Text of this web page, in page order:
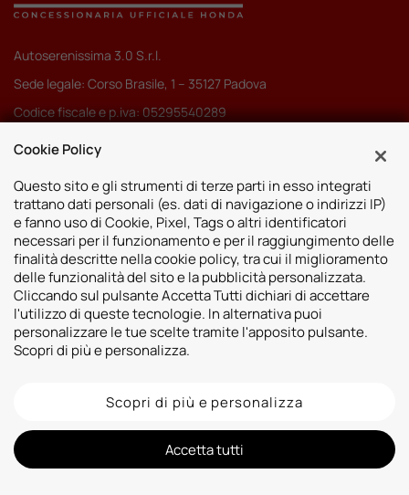
Autoserenissima 3.0 S.r.l.
Sede legale: Corso Brasile, 1 – 35127 Padova
Codice fiscale e p.iva: 05295540289
Pec:autoserenissima3.0srl@legalmail.it
Sedi
Vicenza
Padova
Venezia
Risorse
Contatti
2026 © Autoshop Srl. Tutti i diritti riservati.Privacy Policy
Informativa sulla trasparenza assicurativa
Designed by:
Cookie Policy
Questo sito e gli strumenti di terze parti in esso integrati
trattano dati personali (es. dati di navigazione o indirizzi IP)
e fanno uso di Cookie, Pixel, Tags o altri identificatori
necessari per il funzionamento e per il raggiungimento delle
finalità descritte nella cookie policy, tra cui il miglioramento
delle funzionalità del sito e la pubblicità personalizzata.
Cliccando sul pulsante Accetta Tutti dichiari di accettare
l'utilizzo di queste tecnologie. In alternativa puoi
personalizzare le tue scelte tramite l'apposito pulsante.
Scopri di più e personalizza.
Scopri di più e personalizza
Accetta tutti